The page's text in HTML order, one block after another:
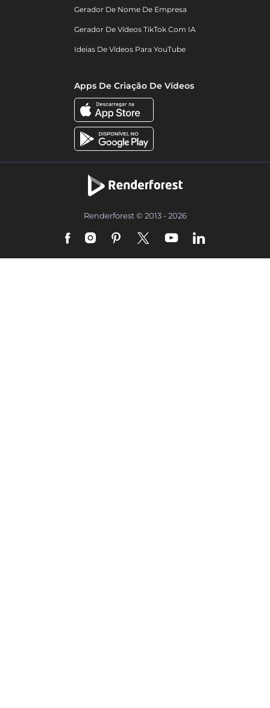
Gerador De Nome De Empresa
Gerador De Vídeos TikTok Com IA
Ideias De Vídeos Para YouTube
Apps De Criação De Vídeos
Renderforest © 2013 - 2026